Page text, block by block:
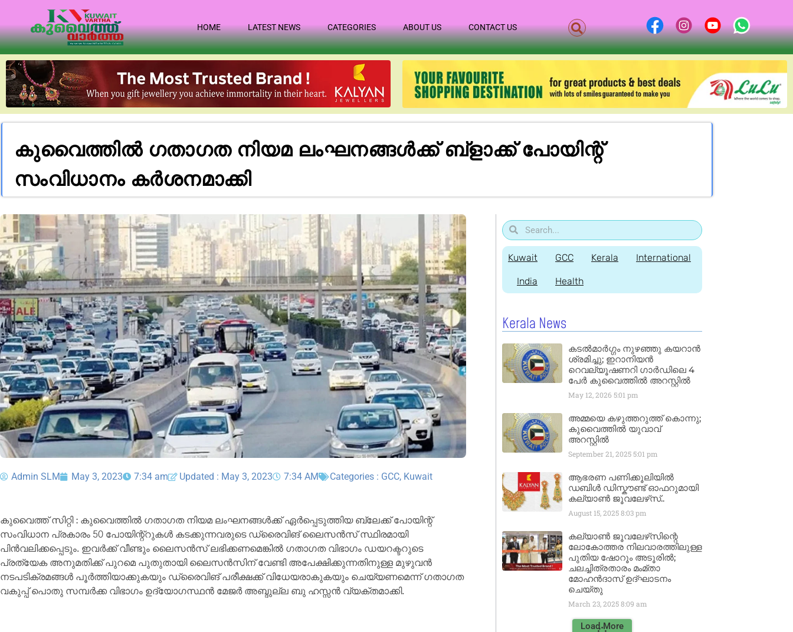
HOME LATEST NEWS CATEGORIES ABOUT US CONTACT US
കുവൈത്തിൽ ഗതാഗത നിയമ ലംഘനങ്ങൾക്ക് ബ്ളാക്ക് പോയിന്റ്
സംവിധാനം കർശനമാക്കി
Admin SLM May 3, 2023 7:34 am Updated : May 3, 2023 7:34 AM Categories : GCC, Kuwait
കുവൈത്ത് സിറ്റി : കുവൈത്തിൽ ഗതാഗത നിയമ ലംഘനങ്ങൾക്ക് ഏർപ്പെടുത്തിയ ബ്ലേക്ക് പോയിന്റ്
സംവിധാന പ്രകാരം 50 പോയിന്റ്റുകൾ കടക്കുന്നവരുടെ ഡ്രൈവിങ് ലൈസൻസ് സ്ഥിരമായി
പിൻവലിക്കപ്പെടും. ഇവർക്ക് വീണ്ടും ലൈസൻസ് ലഭിക്കണമെങ്കിൽ ഗതാഗത വിഭാഗം ഡയറക്ടറുടെ
പ്രത്യേക അനുമതിക്ക് പുറമെ പുതുതായി ലൈസൻസിന് വേണ്ടി അപേക്ഷിക്കുന്നതിനുള്ള മുഴുവൻ
നടപടിക്രമങ്ങൾ പൂർത്തിയാക്കുകയും ഡ്രൈവിങ് പരീക്ഷക്ക് വിധേയരാകുകയും ചെയ്യണമെന്ന് ഗതാഗത
വകുപ്പ് പൊതു സമ്പർക്ക വിഭാഗം ഉദ്യോഗസ്ഥൻ മേജർ അബ്ദുല്ല ബു ഹസ്സൻ വ്യക്തമാക്കി.
Kuwait GCC Kerala International
India Health
Kerala News
കടൽമാർഗ്ഗം നുഴഞ്ഞു കയറാൻ
ശ്രമിച്ചു; ഇറാനിയൻ
റെവല്യൂഷണറി ഗാർഡിലെ 4
പേർ കുവൈത്തിൽ അറസ്റ്റിൽ
May 12, 2026 5:01 pm
അമ്മയെ കഴുത്തറുത്ത് കൊന്നു;
കുവൈത്തിൽ യുവാവ്
അറസ്റ്റിൽ
September 21, 20255:01 pm
ആഭരണ പണിക്കൂലിയിൽ
ഡബിൾ ഡിസ്കൗണ്ട് ഓഫറുമായി
കല്യാൺ ജൂവലേഴ്‌സ്..
August 15, 20258:03 pm
കല്യാൺ ജൂവലേഴ്‌സിന്റെ
ലോകോത്തര നിലവാരത്തിലുള്ള
പുതിയ ഷോറൂം അടൂരിൽ;
ചലച്ചിത്രതാരം മംമ്താ
മോഹൻദാസ് ഉദ്ഘാടനം
ചെയ്‌തു
March 23, 20258:09 am
Load More